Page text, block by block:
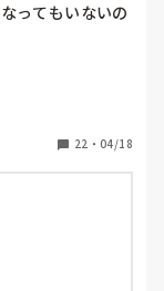
ってもいないの
と。
数
22 ・ 04/18